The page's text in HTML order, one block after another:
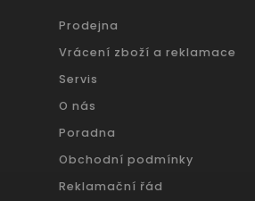
Prodejna
Vrácení zboží a reklamace
Servis
O nás
Poradna
Obchodní podmínky
Reklamační řád